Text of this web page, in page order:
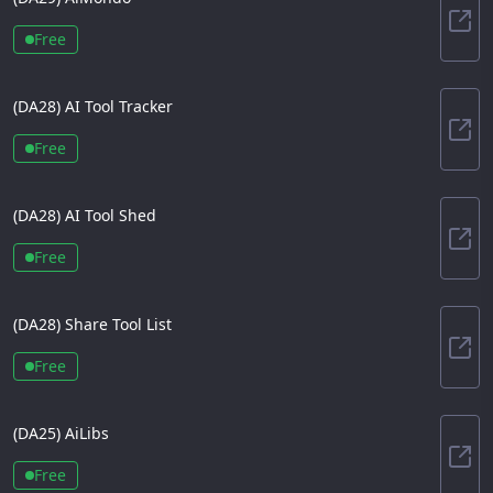
Free
(DA28) AI Tool Tracker
Free
AI
(DA28) AI Tool Shed
Free
AI
(DA28) Share Tool List
Free
(DA25) AiLibs
Free